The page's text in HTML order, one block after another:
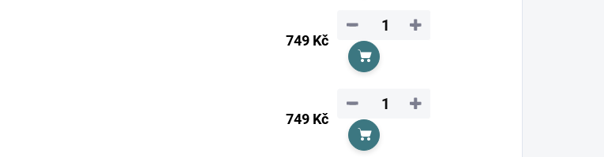
749 Kč
+
−
Do košíku
749 Kč
+
−
Do košíku